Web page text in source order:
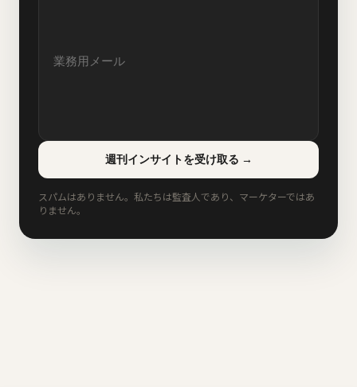
週刊インサイトを受け取る →
スパムはありません。私たちは監査人であり、マーケターではあ
りません。